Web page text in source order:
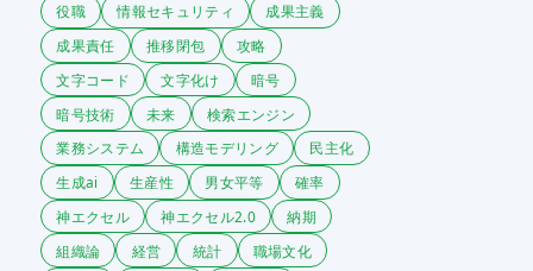
役職
情報セキュリティ
成果主義
成果責任
推移閉包
攻略
文字コード
文字化け
暗号
暗号技術
未来
検索エンジン
業務システム
構造モデリング
民主化
生成ai
生産性 男女平等
確率
神エクセル
神エクセル2.0
納期
組織論
経営 統計 職場文化